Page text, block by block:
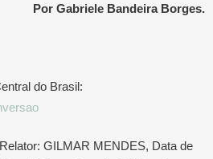
Por Gabriele Bandeira Borges.
do Brasil:
GILMAR MENDES, Data de